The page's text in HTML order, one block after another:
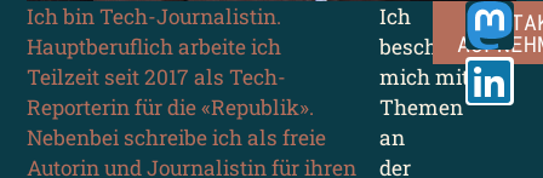
Ich bin Tech-Journalistin.
Hauptberuflich arbeite ich
Teilzeit seit 2017 als Tech-
Reporterin für die «Republik».
Nebenbei schreibe ich als freie
Autorin und Journalistin für ihren
Ich
beschäftige
mich mit
Themen
an
der